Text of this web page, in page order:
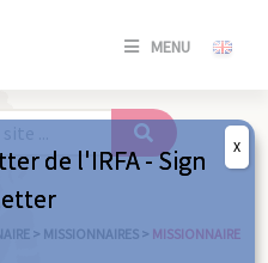
MENU
SE
/
> MISSIONNAIRES > MISSIONNAIRE
de l'IRFA - Sign
X